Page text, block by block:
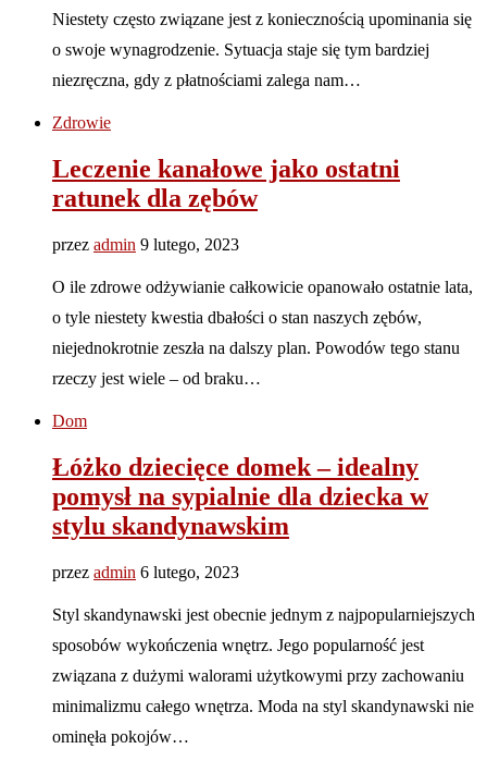
Niestety często związane jest z koniecznością upominania się
o swoje wynagrodzenie. Sytuacja staje się tym bardziej
niezręczna, gdy z płatnościami zalega nam…
Zdrowie
Leczenie kanałowe jako ostatni
ratunek dla zębów
przez admin 9 lutego, 2023
O ile zdrowe odżywianie całkowicie opanowało ostatnie lata,
o tyle niestety kwestia dbałości o stan naszych zębów,
niejednokrotnie zeszła na dalszy plan. Powodów tego stanu
rzeczy jest wiele – od braku…
Dom
Łóżko dziecięce domek – idealny
pomysł na sypialnie dla dziecka w
stylu skandynawskim
przez admin 6 lutego, 2023
Styl skandynawski jest obecnie jednym z najpopularniejszych
sposobów wykończenia wnętrz. Jego popularność jest
związana z dużymi walorami użytkowymi przy zachowaniu
minimalizmu całego wnętrza. Moda na styl skandynawski nie
ominęła pokojów…